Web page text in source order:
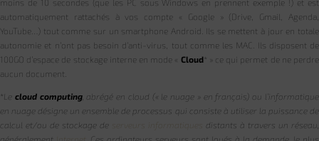
automatiquement rattachés à vos compte « Google » (Drive, Gmail, Agenda,
YouTube…) tout comme sur un smartphone Android. Ils se mettent à jour en totale
autonomie et n’ont pas besoin d’anti-virus, tout comme les MAC. Ils disposent de
100GO d’espace de stockage interne en mode « Cloud* » ce qui permet de ne perdre
aucun document.
* Le cloud computing, abrégé en cloud (« le nuage » en français) ou l’informatique
en nuage désigne un ensemble de processus qui consiste à utiliser la puissance de
calcul et/ou de stockage de
serveurs informatiques
distants à travers un réseau,
généralement
Internet
. Ces ordinateurs serveurs sont loués à la demande, le plus